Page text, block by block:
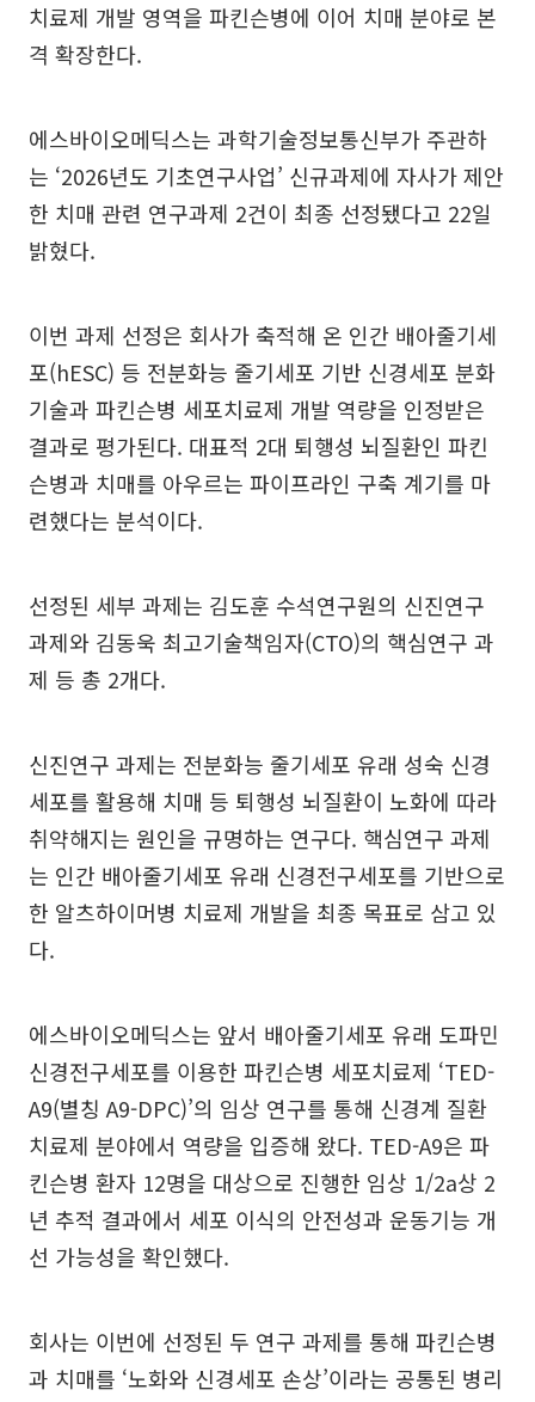
치료제 개발 영역을 파킨슨병에 이어 치매 분야로 본
격 확장한다.
에스바이오메딕스는 과학기술정보통신부가 주관하
는 ‘2026년도 기초연구사업’ 신규과제에 자사가 제안
한 치매 관련 연구과제 2건이 최종 선정됐다고 22일
밝혔다.
이번 과제 선정은 회사가 축적해 온 인간 배아줄기세
포(hESC) 등 전분화능 줄기세포 기반 신경세포 분화
기술과 파킨슨병 세포치료제 개발 역량을 인정받은
결과로 평가된다. 대표적 2대 퇴행성 뇌질환인 파킨
슨병과 치매를 아우르는 파이프라인 구축 계기를 마
련했다는 분석이다.
선정된 세부 과제는 김도훈 수석연구원의 신진연구
과제와 김동욱 최고기술책임자(CTO)의 핵심연구 과
제 등 총 2개다.
신진연구 과제는 전분화능 줄기세포 유래 성숙 신경
세포를 활용해 치매 등 퇴행성 뇌질환이 노화에 따라
취약해지는 원인을 규명하는 연구다. 핵심연구 과제
는 인간 배아줄기세포 유래 신경전구세포를 기반으로
한 알츠하이머병 치료제 개발을 최종 목표로 삼고 있
다.
에스바이오메딕스는 앞서 배아줄기세포 유래 도파민
신경전구세포를 이용한 파킨슨병 세포치료제 ‘TED-
A9(별칭 A9-DPC)’의 임상 연구를 통해 신경계 질환
치료제 분야에서 역량을 입증해 왔다. TED-A9은 파
킨슨병 환자 12명을 대상으로 진행한 임상 1/2a상 2
년 추적 결과에서 세포 이식의 안전성과 운동기능 개
선 가능성을 확인했다.
회사는 이번에 선정된 두 연구 과제를 통해 파킨슨병
과 치매를 ‘노화와 신경세포 손상’이라는 공통된 병리